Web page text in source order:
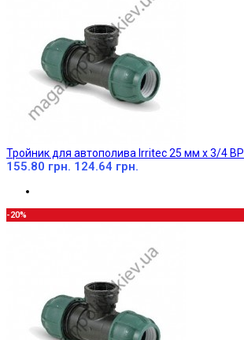
Тройник для автополива Irritec 25 мм х 3/4 ВР
155.80 грн. 124.64 грн.
-20%